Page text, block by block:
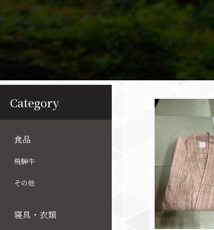
Category
食品
飛騨牛
その他
寝具・衣類